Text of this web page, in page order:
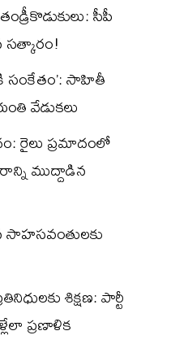
సీపీ
సంకేతం’: సాహితీ
వేడుకలు
రైలు ప్రమాదంలో
ముద్దాడిన
సాహసవంతులకు
శిక్షణ: పార్టీ
ప్రణాళిక